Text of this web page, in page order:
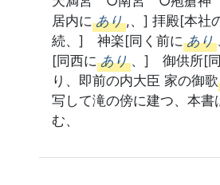
居内に あり ,、] 拝殿[本社
続、] 神楽[同く前に あり
[同西に あり 、] 御供所[
り、即前の内大臣 家の御歌
写して滝の傍に建つ、本書
む、